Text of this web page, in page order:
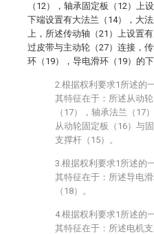
（12），轴承固定板（12）上
下端设置有大法兰（14），大
上，所述传动轴（21）上设置
过皮带与主动轮（27）连接，
环（19），导电滑环（19）的
2.根据权利要求1所述的
其特征在于：所述从动
（17），轴承法兰（17
从动轮固定板（16）与
支撑杆（15）。
3.根据权利要求1所述的
其特征在于：所述导电
（18）。
4.根据权利要求1所述的
其特征在于：所述电机